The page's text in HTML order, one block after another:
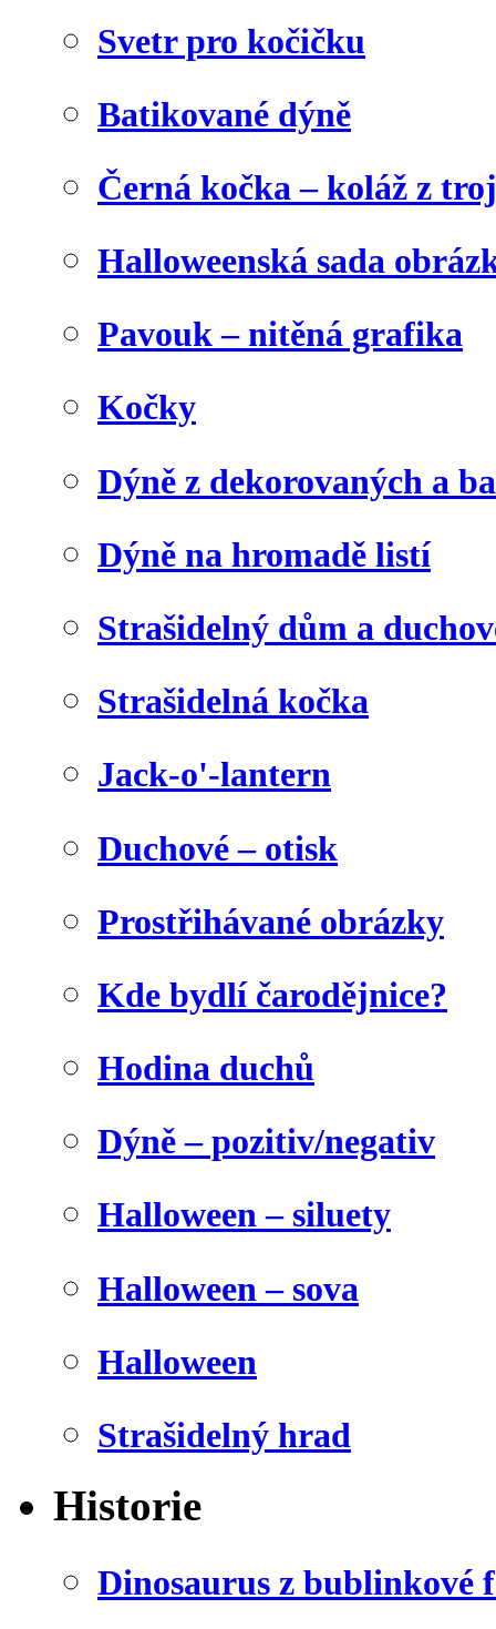
Svetr pro kočičku
Batikované dýně
Černá kočka – koláž z
Halloweenská sada
Pavouk – nitěná grafika
Kočky
Dýně z dekorovaných a
Dýně na hromadě listí
Strašidelný dům a
Strašidelná kočka
Jack-o'-lantern
Duchové – otisk
Prostřihávané obrázky
Kde bydlí čarodějnice?
Hodina duchů
Dýně – pozitiv/negativ
Halloween – siluety
Halloween – sova
Halloween
Strašidelný hrad
Historie
Dinosaurus z bublinkové